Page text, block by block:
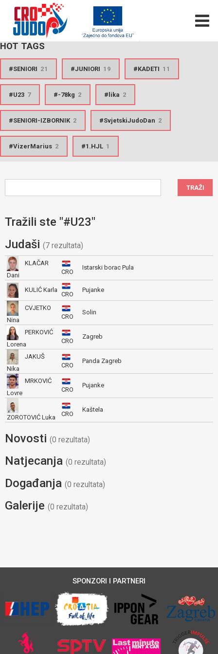
HOT TAGS
SENIORI 21 JUNIORI 19 KADETI 11
U23 7 -78kg 2 lika 2
SENIORI-IZBORNIK 2 SvjetskiJudoDan 2
VizerMarius 2 1.HJL 1
Tražili ste "#U23"
Judaši (7 rezultata)
KLAČAR
Dani
CRO
Istarski borac Pula
KULIĆ Karla
CRO
Pujanke
CVJETKO
Nina
CRO
Solin
PERKOVIĆ
Lorena
CRO
Zagreb
JAKUŠ
Nika
CRO
Panda Zagreb
MRKOVIĆ
Lovre
CRO
Pujanke
ZOROTOVIĆ Luka CRO
Kaštela
Novosti (0 rezultata)
Natjecanja (0 rezultata)
Događanja (0 rezultata)
Galerije (0 rezultata)
SPONZORI I PARTNERI